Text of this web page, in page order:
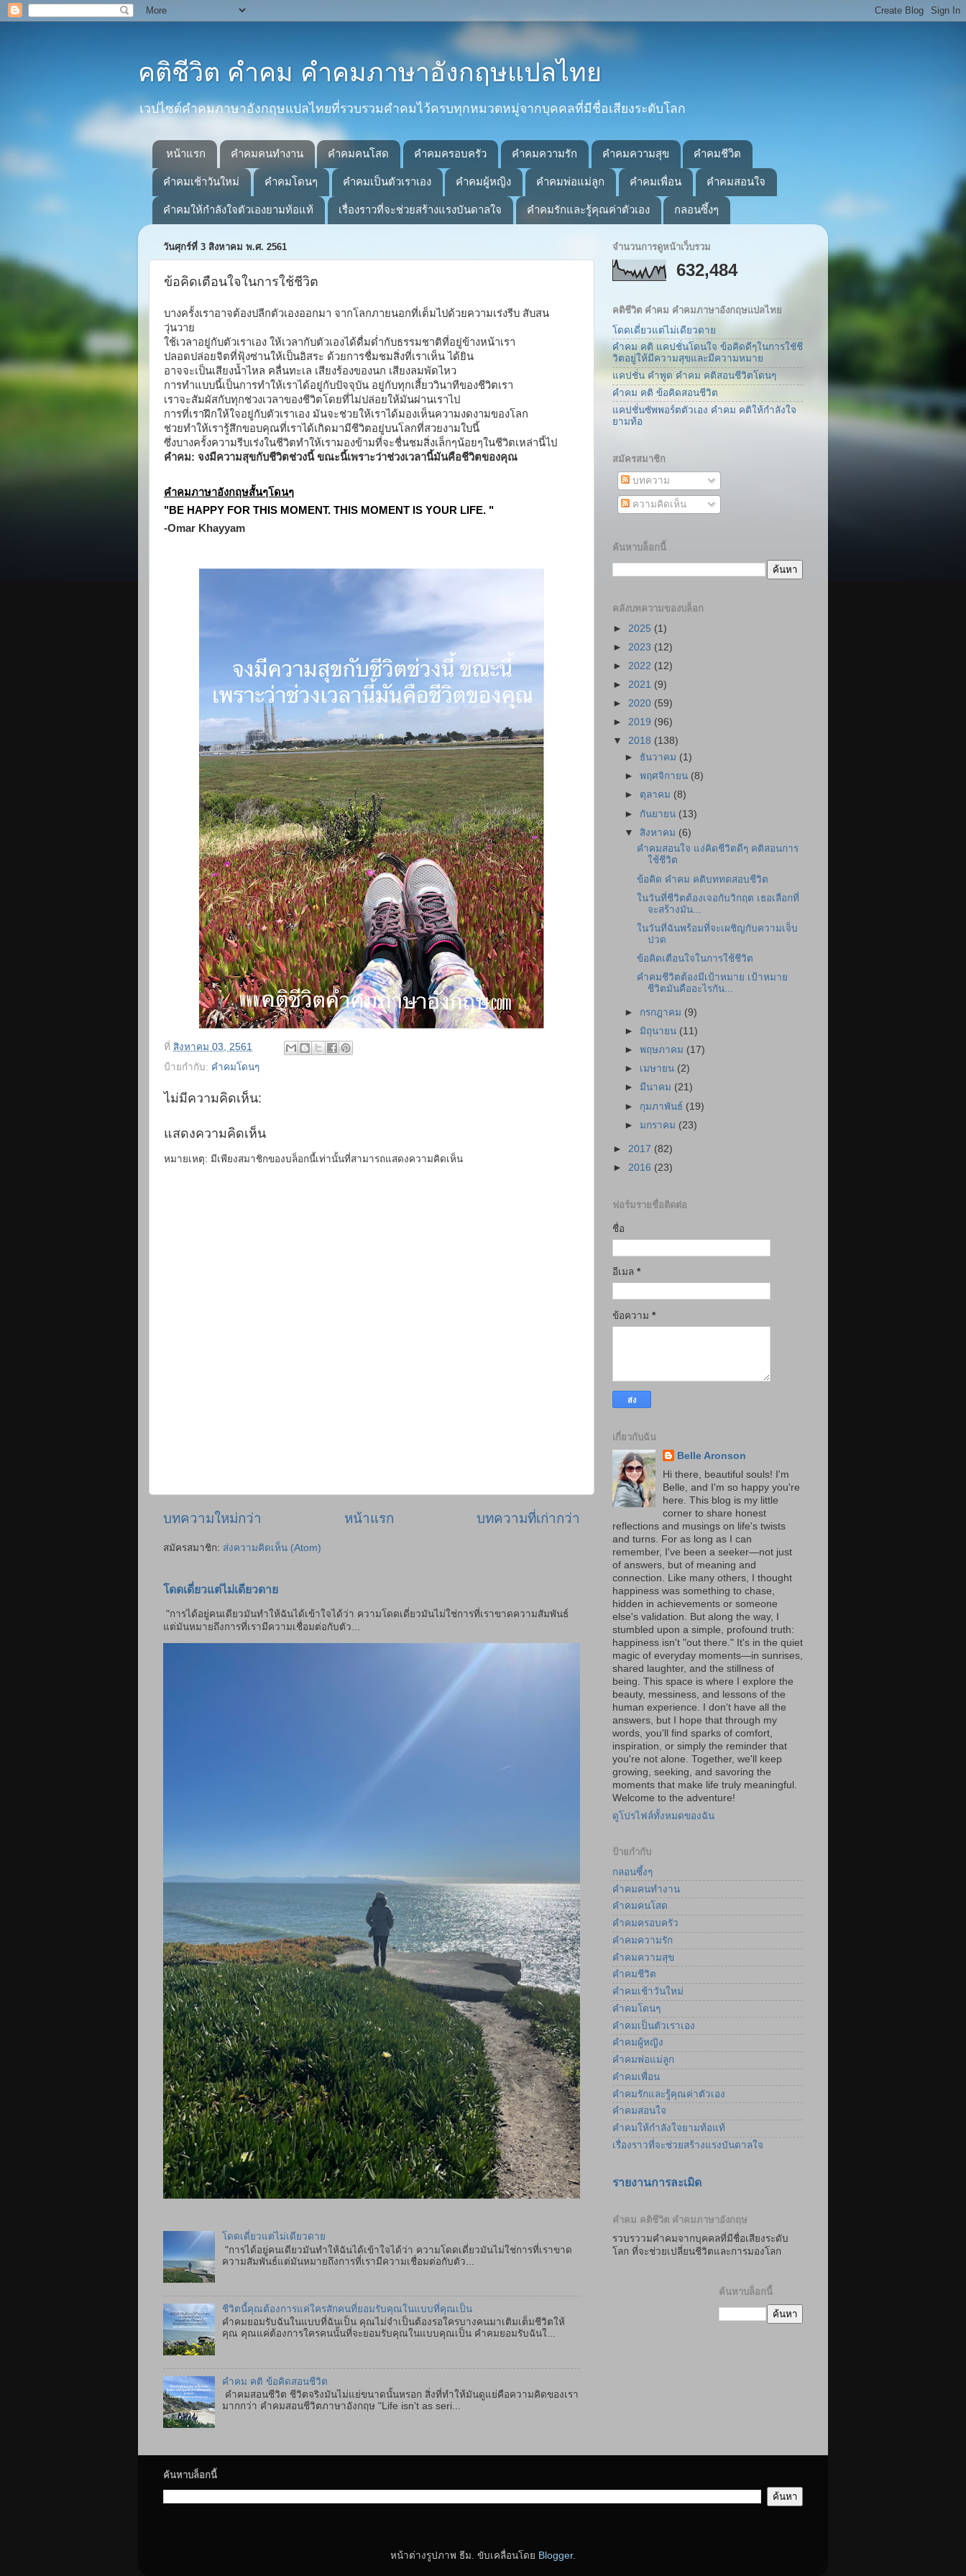
คติชีวิต คำคม คำคมภาษาอังกฤษแปลไทย
เวปไซด์คำคมภาษาอังกฤษแปลไทยที่รวบรวมคำคมไว้ครบทุกหมวดหมู่จากบุคคลที่มีชื่อเสียงระดับโลก
หน้าแรก คำคมคนทำงาน คำคมคนโสด คำคมครอบครัว คำคมความรัก คำคมความสุข คำคมชีวิต
คำคมเช้าวันใหม่ คำคมโดนๆ คำคมเป็นตัวเราเอง คำคมผู้หญิง คำคมพ่อแม่ลูก คำคมเพื่อน คำคมสอนใจ
คำคมให้กำลังใจตัวเองยามท้อแท้ เรื่องราวที่จะช่วยสร้างแรงบันดาลใจ คำคมรักและรู้คุณค่าตัวเอง กลอนซึ้งๆ
วันศุกร์ที่ 3 สิงหาคม พ.ศ. 2561
ข้อคิดเตือนใจในการใช้ชีวิต
บางครั้งเราอาจต้องปลีกตัวเองออกมา จากโลกภายนอกที่เต็มไปด้วยความเร่งรีบ สับสน
วุ่นวาย
ใช้เวลาอยู่กับตัวเราเอง ให้เวลากับตัวเองได้ดื่มด่ำกับธรรมชาติที่อยู่ข้างหน้าเรา
ปลอดปล่อยจิตที่ฟุ้งซ่านให้เป็นอิสระ ด้วยการชื่มชมสิ่งที่เราเห็น ได้ยิน
อาจจะเป็นเสียงน้ำไหล คลื่นทะเล เสียงร้องของนก เสียงลมพัดไหว
การทำแบบนี้เป็นการทำให้เราได้อยู่กับปัจจุบัน อยู่กับทุกเสี้ยววินาทีของชีวิตเรา
เราจะสัมผัสกับทุกช่วงเวลาของชีวิตโดยที่ไม่ปล่อยให้มันผ่านเราไป
การที่เราฝึกให้ใจอยู่กับตัวเราเอง มันจะช่วยให้เราได้มองเห็นความงดงามของโลก
ช่วยทำให้เรารู้สึกขอบคุณที่เราได้เกิดมามีชีวิตอยู่บนโลกที่สวยงามใบนี้
ซึ่งบางครั้งความรีบเร่งในชีวิตทำให้เรามองข้ามที่จะชื่นชมสิ่งเล็กๆน้อยๆในชีวิตเหล่านี้ไป
คำคม: จงมีความสุขกับชีวิตช่วงนี้ ขณะนี้เพราะว่าช่วงเวลานี้มันคือชีวิตของคุณ
คำคมภาษาอังกฤษสั้นๆโดนๆ
"BE HAPPY FOR THIS MOMENT. THIS MOMENT IS YOUR LIFE. "
-Omar Khayyam
ที่ สิงหาคม 03, 2561
ป้ายกำกับ: คำคมโดนๆ
ไม่มีความคิดเห็น:
แสดงความคิดเห็น
หมายเหตุ: มีเพียงสมาชิกของบล็อกนี้เท่านั้นที่สามารถแสดงความคิดเห็น
บทความใหม่กว่า บทความที่เก่ากว่า
หน้าแรก
สมัครสมาชิก: ส่งความคิดเห็น (Atom)
โดดเดี่ยวแต่ไม่เดียวดาย
"การได้อยู่คนเดียวมันทำให้ฉันได้เข้าใจได้ว่า ความโดดเดี่ยวมันไม่ใช่การที่เราขาดความสัมพันธ์
แต่มันหมายถึงการที่เรามีความเชื่อมต่อกับตัว...
โดดเดี่ยวแต่ไม่เดียวดาย
"การได้อยู่คนเดียวมันทำให้ฉันได้เข้าใจได้ว่า ความโดดเดี่ยวมันไม่ใช่การที่เราขาด
ความสัมพันธ์แต่มันหมายถึงการที่เรามีความเชื่อมต่อกับตัว...
ชีวิตนี้คุณต้องการแค่ใครสักคนที่ยอมรับคุณในแบบที่คุณเป็น
คำคมยอมรับฉันในแบบที่ฉันเป็น คุณไม่จำเป็นต้องรอใครบางคนมาเติมเต็มชีวิตให้
คุณ คุณแค่ต้องการใครคนนั้นที่จะยอมรับคุณในแบบคุณเป็น คำคมยอมรับฉันใ...
คำคม คติ ข้อคิดสอนชีวิต
คำคมสอนชีวิต ชีวิตจริงมันไม่แย่ขนาดนั้นหรอก สิ่งที่ทำให้มันดูแย่คือความคิดของเรา
มากกว่า คำคมสอนชีวิตภาษาอังกฤษ "Life isn't as seri...
จำนวนการดูหน้าเว็บรวม
632,484
คติชีวิต คำคม คำคมภาษาอังกฤษแปลไทย
โดดเดี่ยวแต่ไม่เดียวดาย
คำคม คติ แคปชั่นโดนใจ ข้อคิดดีๆในการใชัชี
วิตอยู่ให้มีความสุขและมีความหมาย
แคปชั่น คำพูด คำคม คติสอนชีวิตโดนๆ
คำคม คติ ข้อคิดสอนชีวิต
แคปชั่นซัพพอร์ตตัวเอง คำคม คติให้กำลังใจ
ยามท้อ
สมัครสมาชิก
บทความ
ความคิดเห็น
ค้นหาบล็อกนี้
คลังบทความของบล็อก
► 2025 (1)
► 2023 (12)
► 2022 (12)
► 2021 (9)
► 2020 (59)
► 2019 (96)
▼ 2018 (138)
► ธันวาคม (1)
►พฤศจิกายน (8)
► ตุลาคม (8)
► กันยายน (13)
▼ สิงหาคม (6)
คำคมสอนใจ แง่คิดชีวิตดีๆ คติสอนการ
ใช้ชีวิต
ข้อคิด คำคม คติบททดสอบชีวิต
ในวันที่ชีวิตต้องเจอกับวิกฤต เธอเลือกที่
จะสร้างมัน...
ในวันที่ฉันพร้อมที่จะเผชิญกับความเจ็บ
ปวด
ข้อคิดเตือนใจในการใช้ชีวิต
คำคมชีวิตต้องมีเป้าหมาย เป้าหมาย
ชีวิตมันคืออะไรกัน...
► กรกฎาคม (9)
► มิถุนายน (11)
►พฤษภาคม (17)
► เมษายน (2)
► มีนาคม (21)
► กุมภาพันธ์ (19)
► มกราคม (23)
► 2017 (82)
► 2016 (23)
ฟอร์มรายชื่อติดต่อ
ชื่อ
อีเมล *
ข้อความ *
เกี่ยวกับฉัน
Belle Aronson
Hi there, beautiful souls! I'm
Belle, and I'm so happy you're
here. This blog is my little
corner to share honest
reflections and musings on life's twists
and turns. For as long as I can
remember, I've been a seeker—not just
of answers, but of meaning and
connection. Like many others, I thought
happiness was something to chase,
hidden in achievements or someone
else's validation. But along the way, I
stumbled upon a simple, profound truth:
happiness isn't "out there." It's in the quiet
magic of everyday moments—in sunrises,
shared laughter, and the stillness of
being. This space is where I explore the
beauty, messiness, and lessons of the
human experience. I don't have all the
answers, but I hope that through my
words, you'll find sparks of comfort,
inspiration, or simply the reminder that
you're not alone. Together, we'll keep
growing, seeking, and savoring the
moments that make life truly meaningful.
Welcome to the adventure!
ดูโปรไฟล์ทั้งหมดของฉัน
ป้ายกำกับ
กลอนซึ้งๆ
คำคมคนทำงาน
คำคมคนโสด
คำคมครอบครัว
คำคมความรัก
คำคมความสุข
คำคมชีวิต
คำคมเช้าวันใหม่
คำคมโดนๆ
คำคมเป็นตัวเราเอง
คำคมผู้หญิง
คำคมพ่อแม่ลูก
คำคมเพื่อน
คำคมรักและรู้คุณค่าตัวเอง
คำคมสอนใจ
คำคมให้กำลังใจยามท้อแท้
เรื่องราวที่จะช่วยสร้างแรงบันดาลใจ
รายงานการละเมิด
คำคม คติชีวิต คำคมภาษาอังกฤษ
รวบรววมคำคมจากบุคคลที่มีชื่อเสียงระดับ
โลก ที่จะช่วยเปลี่ยนชีวิตและการมองโลก
ค้นหาบล็อกนี้
ค้นหาบล็อกนี้
หน้าต่างรูปภาพ ธีม. ขับเคลื่อนโดย Blogger.